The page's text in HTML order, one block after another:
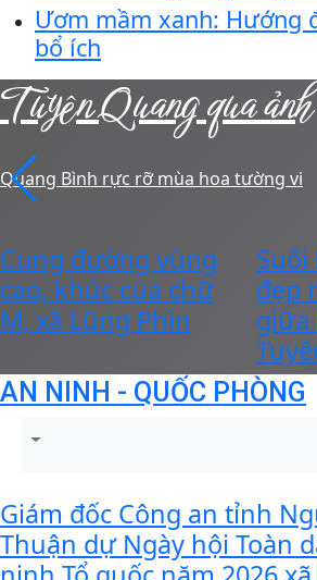
Ươm mầm xanh: Hướng
bổ ích
Tuyên Quang qua ảnh
Quang Bình rực rỡ mùa hoa tường vi
Cung đường vùng
cao, khúc cua chữ
M, xã Lũng Phìn
Suối
đẹp
AN NINH - QUỐC PHÒNG
Giám đốc Công an tỉnh
Thuận dự Ngày hội Toàn